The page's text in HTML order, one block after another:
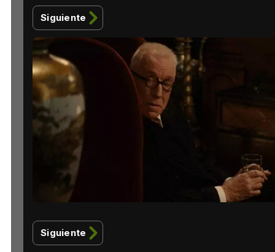
Siguiente
Siguiente